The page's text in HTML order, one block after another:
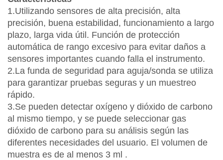
1.Utilizando sensores de alta precisión, alta
precisión, buena estabilidad, funcionamiento a largo
plazo, larga vida útil. Función de protección
automática de rango excesivo para evitar daños a
sensores importantes cuando falla el instrumento.
2.La funda de seguridad para aguja/sonda se utiliza
para garantizar pruebas seguras y un muestreo
rápido.
3.Se pueden detectar oxígeno y dióxido de carbono
al mismo tiempo, y se puede seleccionar gas
dióxido de carbono para su análisis según las
diferentes necesidades del usuario. El volumen de
muestra es de al menos 3 ml .